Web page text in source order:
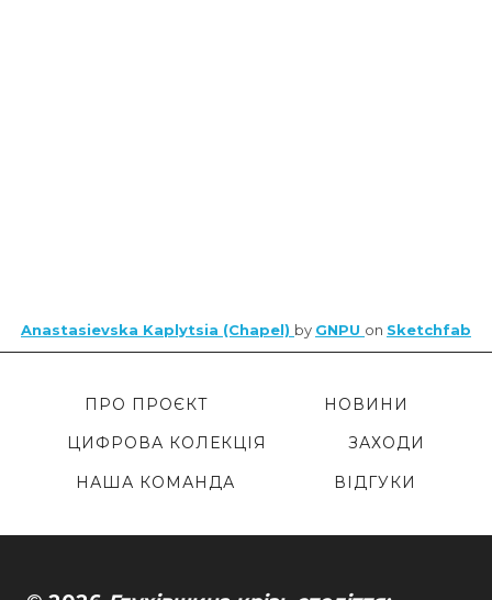
Anastasievska Kaplytsia (Chapel) by GNPU on Sketchfab
ПРО ПРОЄКТ
НОВИНИ
ЦИФРОВА КОЛЕКЦІЯ
ЗАХОДИ
НАША КОМАНДА
ВІДГУКИ